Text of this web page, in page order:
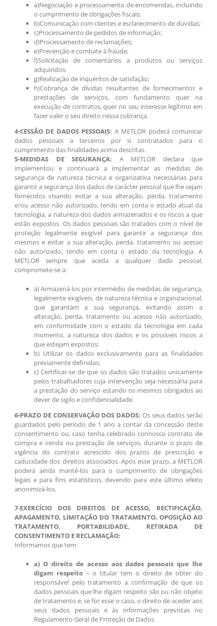
a)Negociação e processamento de encomendas, incluindo
o cumprimento de obrigações fiscais;
b)Comunicação com clientes e esclarecimento de dúvidas;
c)Processamento de pedidos de informação;
d)Processamento de reclamações;
e)Prevenção e combate à fraude;
f)Solicitação de comentários a produtos ou serviços
adquiridos;
g)Realização de inquéritos de satisfação;
h)Cobrança de dívidas resultantes de fornecimentos e
prestações de serviços, com fundamento quer na
execução de contratos, quer no seu interesse legítimo em
fazer valer o seu direito nessa cobrança.
4-CESSÃO DE DADOS PESSOAIS: A METLOR poderá comunicar
dados pessoais a terceiros por si contratados para o
cumprimento das finalidades acima descritas.
5-MEDIDAS DE SEGURANÇA: A METLOR declara que
implementou e continuará a implementar as medidas de
segurança de natureza técnica e organizativa necessárias para
garantir a segurança dos dados de carácter pessoal que lhe sejam
fornecidos visando evitar a sua alteração, perda, tratamento
e/ou acesso não autorizado, tendo em conta o estado atual da
tecnologia, a natureza dos dados armazenados e os riscos a que
estão expostos. Os dados pessoais são tratados com o nível de
proteção legalmente exigível para garantir a segurança dos
mesmos e evitar a sua alteração, perda, tratamento ou acesso
não autorizado, tendo em conta o estado da tecnologia. A
METLOR sempre que aceda a qualquer dado pessoal,
compromete-se a:
a) Armazená-los por intermédio de medidas de segurança,
legalmente exigíveis, de natureza técnica e organizacional,
que garantam a sua segurança, evitando assim a
alteração, perda, tratamento ou acesso não autorizado,
em conformidade com o estado da tecnologia em cada
momento, a natureza dos dados e os possíveis riscos a
que estejam expostos;
b) Utilizar os dados exclusivamente para as finalidades
previamente definidas;
c) Certificar-se de que os dados são tratados unicamente
pelos trabalhadores cuja intervenção seja necessária para
a prestação do serviço estando os mesmos obrigados ao
dever de sigilo e confidencialidade.
6-PRAZO DE CONSERVAÇÃO DOS DADOS: Os seus dados serão
guardados pelo período de 1 ano a contar da concessão deste
consentimento ou, caso tenha celebrado connosco contrato de
compra e venda ou prestação de serviços, durante o prazo de
vigência do contrato acrescido dos prazos de prescrição e
caducidade dos direitos associados. Após esse prazo, a METLOR
poderá ainda mantê-los para o cumprimento de obrigações
legais e para fins estatísticos, devendo para este último efeito
anonimizá-los.
7-EXERCÍCIO DOS DIREITOS DE ACESSO, RECTIFICAÇÃO,
APAGAMENTO, LIMITAÇÃO DO TRATAMENTO, OPOSIÇÃO AO
TRATAMENTO, PORTABILIDADE, RETIRADA DE
CONSENTIMENTO E RECLAMAÇÃO:
Informamos que tem:
a) O direito de acesso aos dados pessoais que lhe
digam respeito– o titular tem o direito de obter do
responsável pelo tratamento a confirmação de que os
dados pessoais que lhe digam respeito são ou não objeto
de tratamento e, se for esse o caso, o direito de aceder aos
seus dados pessoais e às informações previstas no
Regulamento Geral de Proteção de Dados.